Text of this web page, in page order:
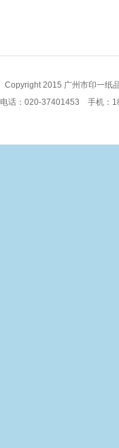
Copyright 2015 广州市印一纸
电话：020-37401453 手机：